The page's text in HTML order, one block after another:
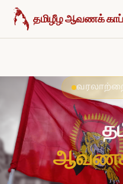
உள்ளடக்கத்திற்குச் செல்க
தமிழீழ ஆவணக்
ஆவணக்